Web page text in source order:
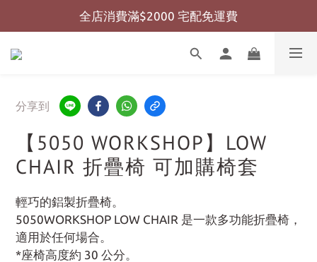
全店消費滿$999 超商免運費
全店消費滿$2000 宅配免運費
全店消費滿$999 超商免運費
分享到
【5050 WORKSHOP】LOW
CHAIR 折疊椅 可加購椅套
輕巧的鋁製折疊椅。
5050WORKSHOP LOW CHAIR 是一款多功能折疊椅，
適用於任何場合。
*座椅高度約 30 公分。